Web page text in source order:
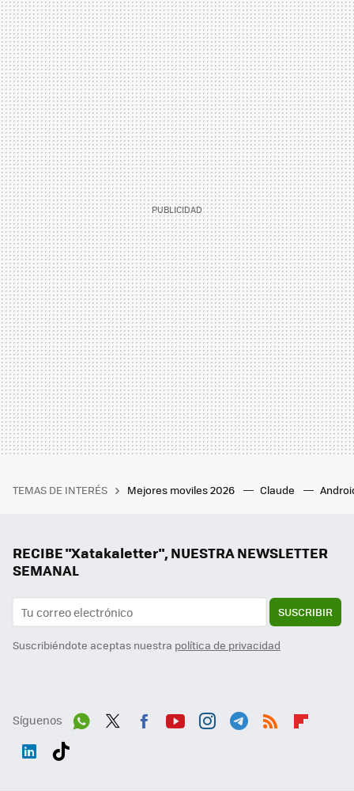
TEMAS DE INTERÉS Mejores moviles 2026 Claude
RECIBE "Xatakaletter", NUESTRA NEWSLETTER
SEMANAL
SUSCRIBIR
Suscribiéndote aceptas nuestra política de privacidad
Síguenos